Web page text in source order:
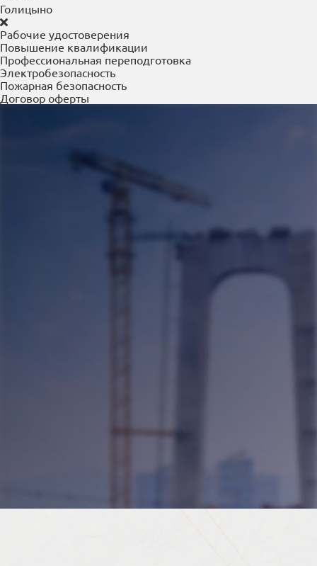
Голицыно
Рабочие удостоверения
Повышение квалификации
Профессиональная переподготовка
Электробезопасность
Пожарная безопасность
Договор оферты